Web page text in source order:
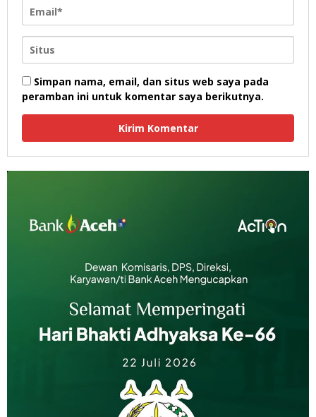
Simpan nama, email, dan situs web saya pada
peramban ini untuk komentar saya berikutnya.